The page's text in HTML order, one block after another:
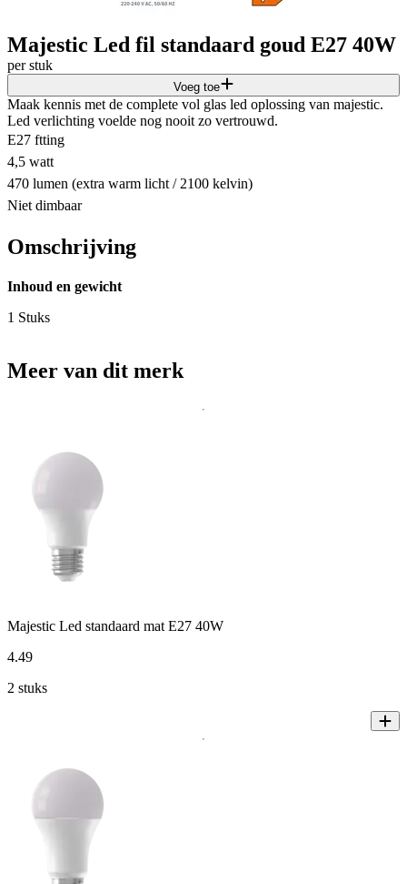
Majestic Led fil standaard goud E27 40W
per stuk
Voeg toe
Maak kennis met de complete vol glas led oplossing van majestic.
Led verlichting voelde nog nooit zo vertrouwd.
E27 ftting
4,5 watt
470 lumen (extra warm licht / 2100 kelvin)
Niet dimbaar
Omschrijving
Inhoud en gewicht
1 Stuks
Meer van dit merk
Majestic Led standaard mat E27 40W
4.49
2 stuks